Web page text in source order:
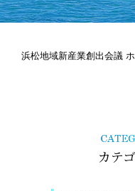
浜松地域新産業創出会議
カテ